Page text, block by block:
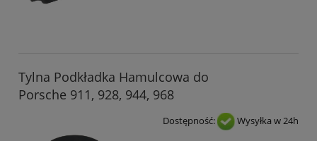
Tylna Podkładka Hamulcowa do
Porsche 911, 928, 944, 968
Dostępność: Wysyłka w 24h